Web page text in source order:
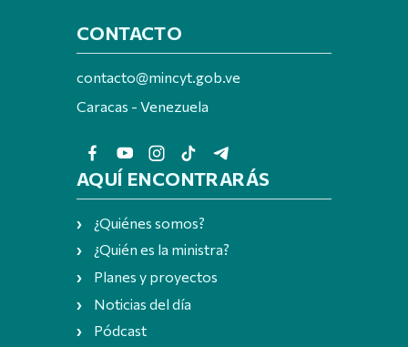
CONTACTO
contacto@mincyt.gob.ve
Caracas - Venezuela
AQUÍ ENCONTRARÁS
¿Quiénes somos?
¿Quién es la ministra?
Planes y proyectos
Noticias del día
Pódcast